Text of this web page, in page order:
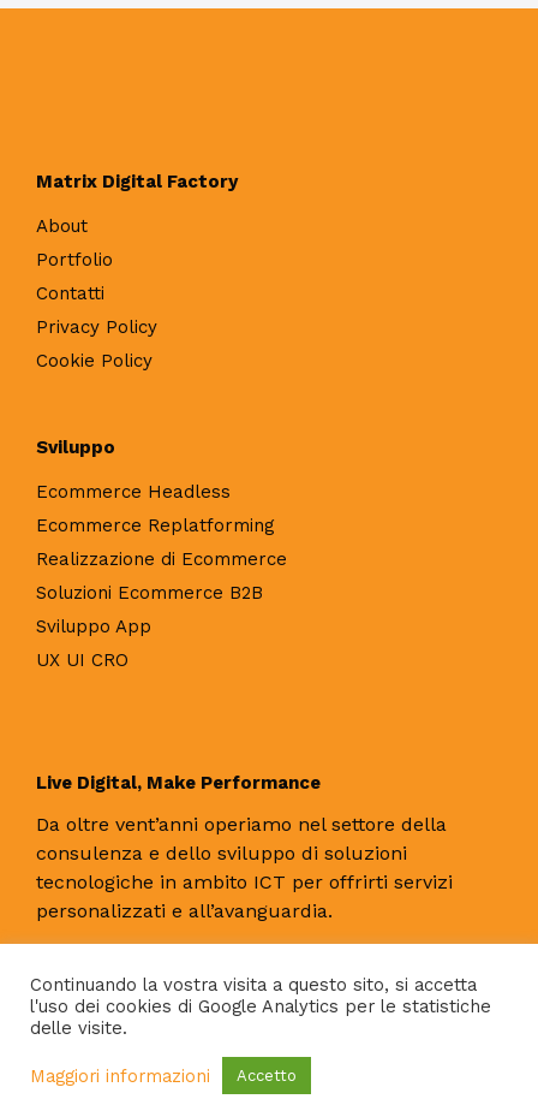
Matrix Digital Factory
About
Portfolio
Contatti
Privacy Policy
Cookie Policy
Sviluppo
Ecommerce Headless
Ecommerce Replatforming
Realizzazione di Ecommerce
Soluzioni Ecommerce B2B
Sviluppo App
UX UI CRO
Live Digital, Make Performance
Da oltre vent’anni operiamo nel settore della
consulenza e dello sviluppo di soluzioni
tecnologiche in ambito ICT per offrirti servizi
personalizzati e all’avanguardia.
Copyright © All Right Reserved 2026 - Matrix Consulting
Group S.r.l.- P.IVA 06732821217Matrix Digital Factory è
una divisione di Matrix Consulting Group S.r.l.
Continuando la vostra visita a questo sito, si accetta
l'uso dei cookies di Google Analytics per le statistiche
delle visite.
Maggiori informazioni Accetto